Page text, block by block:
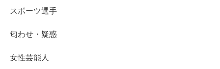
スポーツ選手
匂わせ・疑惑
女性芸能人